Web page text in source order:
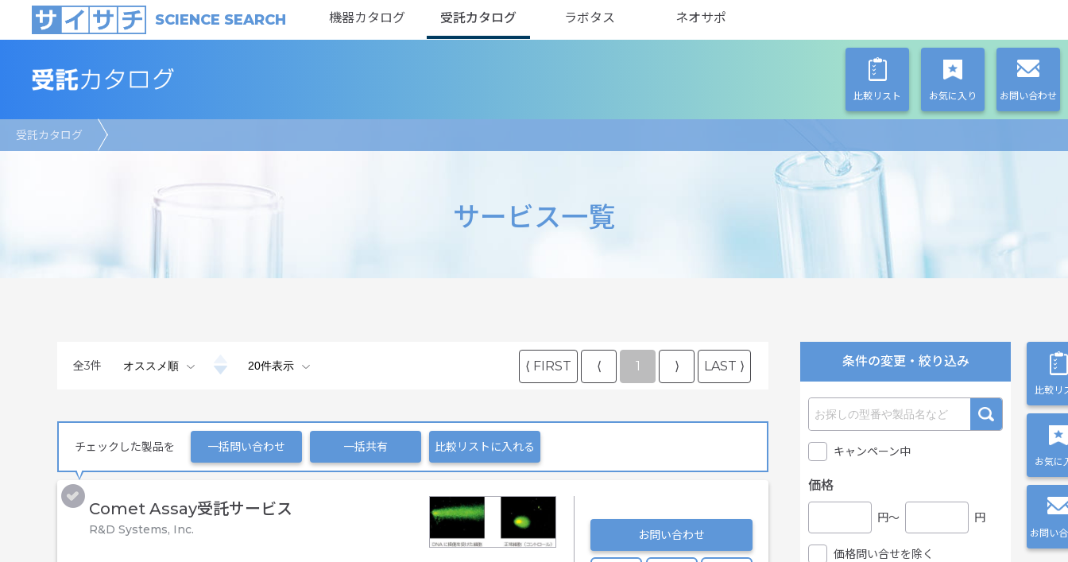
SCIENCE SEARCH 機器カタログ 受託カタログ ラボタス ネオサポ
比較リスト お気に入り お問い合わせ
受託カタログ
サービス一覧
全3件 ⟨ FIRST ⟨ 1 ⟩ LAST ⟩
チェックした製品を 一括問い合わせ 一括共有 比較リストに入れる
Comet Assay受託サービス
R&D Systems, Inc. お問い合わせ
比較リ
お気に
お問い
条件の変更・絞り込み
キャンペーン中
価格
円〜 円
価格問い合せを除く